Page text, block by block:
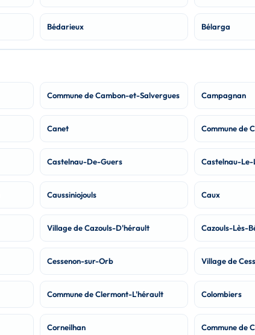
Bédarieux Bélarga
Commune de Cambon-et-Salvergues Campagnan
Canet Commune de
Castelnau-De-Guers Castelnau-Le-
Caussiniojouls Caux
Village de Cazouls-D'hérault Cazouls-Lès-
Cessenon-sur-Orb Village de
Commune de Clermont-L'hérault Colombiers
Corneilhan Commune de